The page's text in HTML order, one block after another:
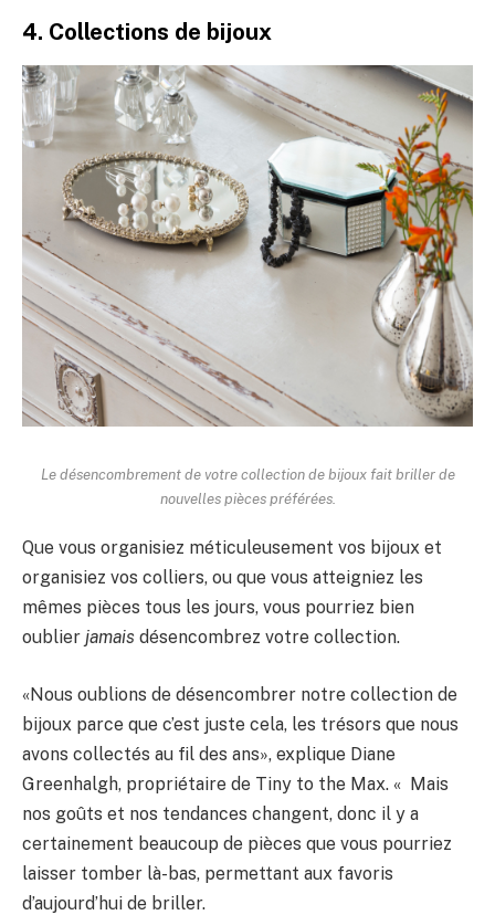
4. Collections de bijoux
Le désencombrement de votre collection de bijoux fait briller de
nouvelles pièces préférées.
Que vous organisiez méticuleusement vos bijoux et
organisiez vos colliers, ou que vous atteigniez les
mêmes pièces tous les jours, vous pourriez bien
oublier jamais désencombrez votre collection.
«Nous oublions de désencombrer notre collection de
bijoux parce que c’est juste cela, les trésors que nous
avons collectés au fil des ans», explique Diane
Greenhalgh, propriétaire de Tiny to the Max. « Mais
nos goûts et nos tendances changent, donc il y a
certainement beaucoup de pièces que vous pourriez
laisser tomber là-bas, permettant aux favoris
d’aujourd’hui de briller.